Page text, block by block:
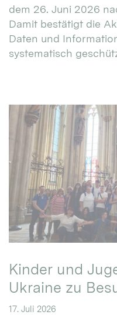
dem 26. Juni 2026
Damit bestätigt die
Daten und
systematisch
Kinder und
Ukraine zu
17. Juli 2026